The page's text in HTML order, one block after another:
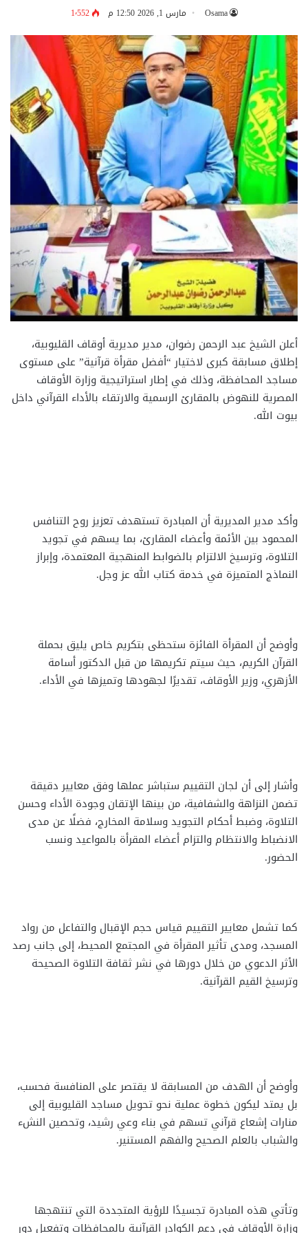
Osama مارس 1, 2026 12:50 م 1٬552
أعلن الشيخ عبد الرحمن رضوان، مدير مديرية أوقاف القليوبية،
إطلاق مسابقة كبرى لاختيار “أفضل مقرأة قرآنية” على مستوى
مساجد المحافظة، وذلك في إطار استراتيجية وزارة الأوقاف
المصرية للنهوض بالمقارئ الرسمية والارتقاء بالأداء القرآني داخل
بيوت الله.
وأكد مدير المديرية أن المبادرة تستهدف تعزيز روح التنافس
المحمود بين الأئمة وأعضاء المقارئ، بما يسهم في تجويد
التلاوة، وترسيخ الالتزام بالضوابط المنهجية المعتمدة، وإبراز
النماذج المتميزة في خدمة كتاب الله عز وجل.
وأوضح أن المقرأة الفائزة ستحظى بتكريم خاص يليق بحملة
القرآن الكريم، حيث سيتم تكريمها من قبل الدكتور أسامة
الأزهري، وزير الأوقاف، تقديرًا لجهودها وتميزها في الأداء.
وأشار إلى أن لجان التقييم ستباشر عملها وفق معايير دقيقة
تضمن النزاهة والشفافية، من بينها الإتقان وجودة الأداء وحسن
التلاوة، وضبط أحكام التجويد وسلامة المخارج، فضلًا عن مدى
الانضباط والانتظام والتزام أعضاء المقرأة بالمواعيد ونسب
الحضور.
كما تشمل معايير التقييم قياس حجم الإقبال والتفاعل من رواد
المسجد، ومدى تأثير المقرأة في المجتمع المحيط، إلى جانب رصد
الأثر الدعوي من خلال دورها في نشر ثقافة التلاوة الصحيحة
وترسيخ القيم القرآنية.
وأوضح أن الهدف من المسابقة لا يقتصر على المنافسة فحسب،
بل يمتد ليكون خطوة عملية نحو تحويل مساجد القليوبية إلى
منارات إشعاع قرآني تسهم في بناء وعي رشيد، وتحصين النشء
والشباب بالعلم الصحيح والفهم المستنير.
وتأتي هذه المبادرة تجسيدًا للرؤية المتجددة التي تنتهجها
وزارة الأوقاف في دعم الكوادر القرآنية بالمحافظات وتفعيل دور